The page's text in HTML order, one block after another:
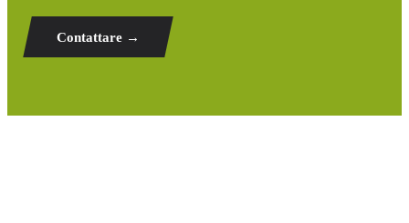
Contattare →